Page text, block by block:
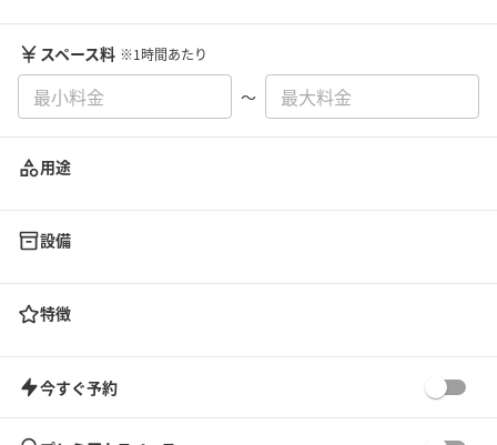
スペース料 ※1時間あたり
〜
用途
設備
特徴
今すぐ予約